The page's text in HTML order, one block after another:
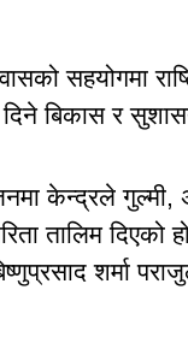
सहयोगमा
बिकास र
केन्द्रले गुल्मी,
तालिम दिएको
शर्मा